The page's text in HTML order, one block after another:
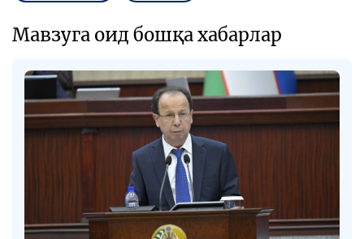
Мавзуга оид бошқа хабарлар